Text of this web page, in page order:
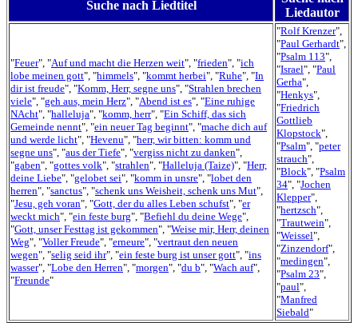
Suche nach Liedtitel
Liedautor
"Feuer", "Auf und macht die Herzen weit", "frieden", "ich
lobe meinen gott", "himmels", "kommt herbei", "Ruhe", "In
dir ist freude", "Komm, Herr, segne uns", "Strahlen brechen
viele", "geh aus, mein Herz", "Abend ist es", "Eine ruhige
NAcht", "halleluja", "komm, herr", "Ein Schiff, das sich
Gemeinde nennt", "ein neuer Tag beginnt", "mache dich auf
und werde licht", "Hevenu", "herr, wir bitten: komm und
segne uns", "aus der Tiefe", "vergiss nicht zu danken",
"gaben", "gottes volk", "strahlen", "Halleluja (Taize)", "Herr,
deine Liebe", "gelobet sei", "komm in unsre", "lobet den
herren", "sanctus", "schenk uns Weisheit, schenk uns Mut",
"Jesu, geh voran", "Gott, der du alles Leben schufst", "er
weckt mich", "ein feste burg", "Befiehl du deine Wege",
"Gott, unser Festtag ist gekommen", "Weise mir, Herr, deinen
Weg", "Voller Freude", "erneure", "vertraut den neuen
wegen", "selig seid ihr", "ein feste burg ist unser gott", "ins
wasser", "Lobe den Herren", "morgen", "du b", "Wach auf",
"Freunde"
"Rolf Krenzer",
"Paul Gerhardt",
"Psalm 113",
"Israel", "Paul
Gerha",
"Henkys",
"Friedrich
Gottlieb
Klopstock",
"Psalm", "peter
strauch",
"Block", "Psalm
34", "Jochen
Klepper",
"hertzsch",
"Trautwein",
"Weissel",
"Zinzendorf",
"medingen",
"Psalm 23",
"paul",
"Manfred
Siebald"